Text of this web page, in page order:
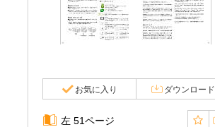
お気に入り ダウンロード
左 51ページ